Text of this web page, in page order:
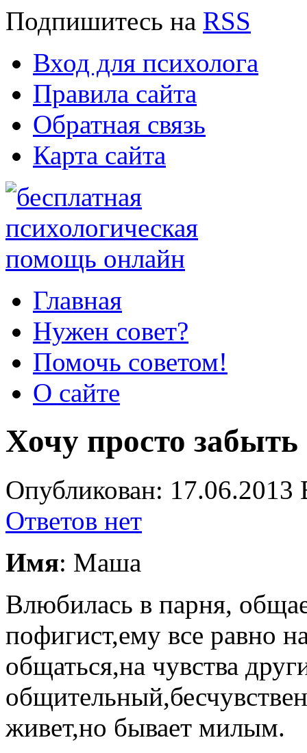
Подпишитесь на RSS
Вход для психолога
Правила сайта
Обратная связь
Карта сайта
Главная
Нужен совет?
Помочь советом!
О сайте
Хочу просто забыть
Опубликован:
Ответов нет
Имя: Маша
Влюбилась в парня,
пофигист,ему все равно
общаться,на чувства
живет,но бывает милым.